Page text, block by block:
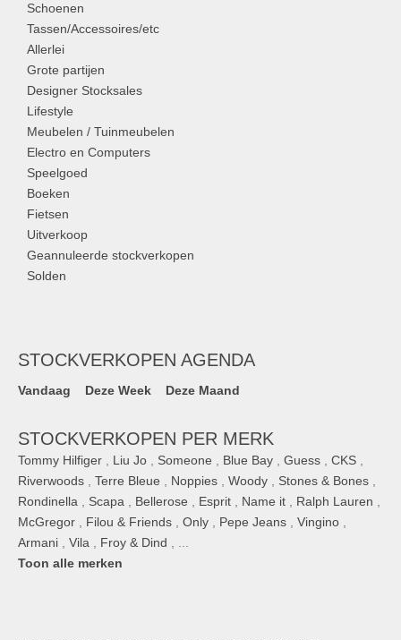
Schoenen
Tassen/Accessoires/etc
Allerlei
Grote partijen
Designer Stocksales
Lifestyle
Meubelen / Tuinmeubelen
Electro en Computers
Speelgoed
Boeken
Fietsen
Uitverkoop
Geannuleerde stockverkopen
Solden
STOCKVERKOPEN AGENDA
Vandaag Deze Week Deze Maand
STOCKVERKOPEN PER MERK
Tommy Hilfiger Liu Jo Someone Blue Bay Guess CKS
Riverwoods
Terre Bleue Noppies Woody Stones & Bones
Rondinella
Scapa Bellerose Esprit Name it Ralph Lauren
McGregor
Filou & Friends Only Pepe Jeans Vingino
Armani
Vila Froy & Dind
Toon alle merken